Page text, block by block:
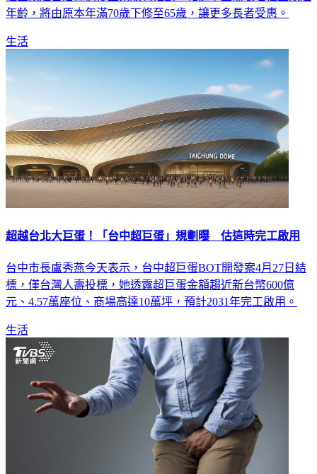
年齡，將由原本年滿70歲下修至65歲，讓更多長者受惠。
生活
超越台北大巨蛋！「台中超巨蛋」規劃曝 估這時完工啟用
台中市長盧秀燕今天表示，台中超巨蛋BOT開發案4月27日結
標，僅台灣人壽投標，她透露超巨蛋金額趨近新台幣600億
元、4.57萬座位、商場高達10萬坪，預計2031年完工啟用。
生活